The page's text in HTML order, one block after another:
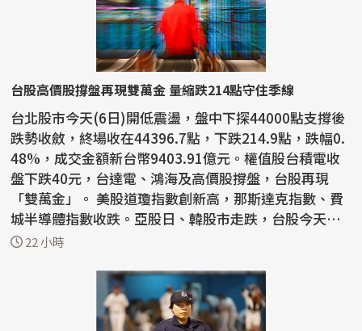
台股高價股撐盤再現雙萬金 量縮跌214點守住季線
台北股市今天(6日)開低震盪，盤中下探44000點支撐後
跌勢收斂，終場收在44396.7點，下跌214.9點，跌幅0.
48%，成交金額新台幣9403.91億元。權值股台積電收
盤下跌40元，台達電、鴻海及高價股撐盤，台股再現
「雙萬金」。 美股道瓊指數創新高，那斯達克指數、費
城半導體指數收跌。亞股日、韓股市走跌，台股今天以4
4487點開...
22 小時